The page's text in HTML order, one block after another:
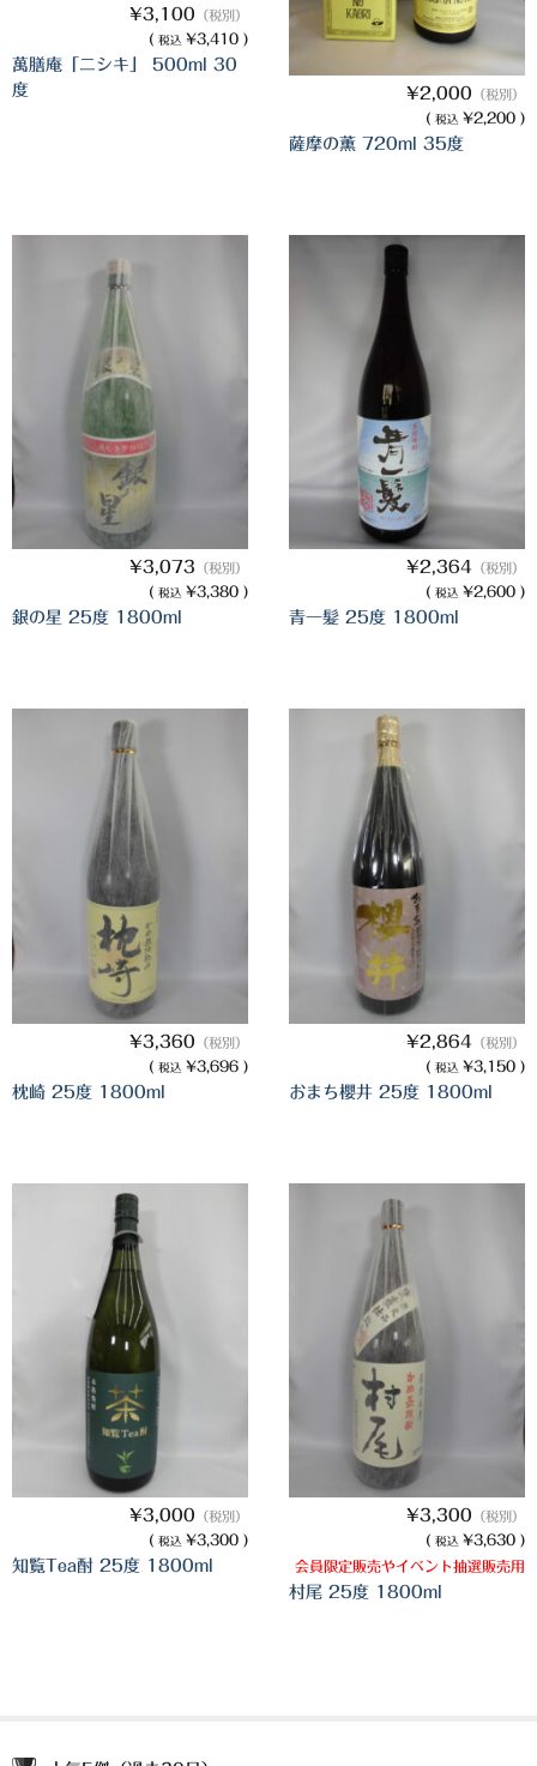
神川酒造
三和酒類
京屋酒造
雲海酒造
配送について
特定商取引法の表記
お問合わせ
¥3,100 （税別）
( 税込 ¥3,410 )
萬膳庵「ニシキ」 500ml 30
度
¥2,000 （税別）
( 税込 ¥2,200 )
薩摩の薫 720ml 35度
¥3,073 （税別）
( 税込 ¥3,380 )
銀の星 25度 1800ml
¥2,364 （税別）
( 税込 ¥2,600 )
青一髪 25度 1800ml
¥3,360 （税別）
( 税込 ¥3,696 )
枕崎 25度 1800ml
¥2,864 （税別）
( 税込 ¥3,150 )
おまち櫻井 25度 1800ml
¥3,000 （税別）
( 税込 ¥3,300 )
知覧Tea酎 25度 1800ml
¥3,300 （税別）
( 税込 ¥3,630 )
会員限定販売やイベント抽選販売用
村尾 25度 1800ml